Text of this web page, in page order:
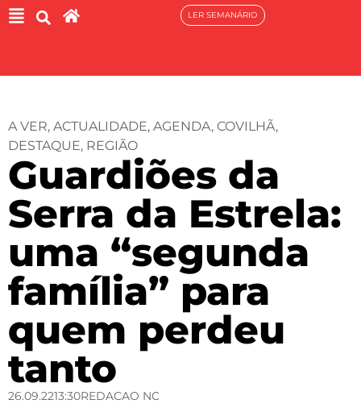
LER SEMANÁRIO
A VER, ACTUALIDADE, AGENDA, COVILHÃ,
DESTAQUE, REGIÃO
Guardiões da
Serra da Estrela:
uma “segunda
família” para
quem perdeu
tanto
26.09.2213:30REDACAO NC